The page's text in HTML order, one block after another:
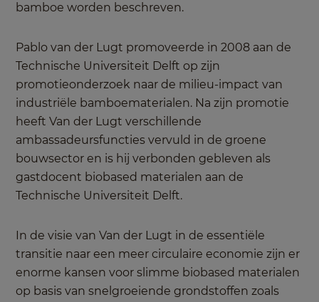
bamboe worden beschreven.
Pablo van der Lugt promoveerde in 2008 aan de
Technische Universiteit Delft op zijn
promotieonderzoek naar de milieu-impact van
industriële bamboematerialen. Na zijn promotie
heeft Van der Lugt verschillende
ambassadeursfuncties vervuld in de groene
bouwsector en is hij verbonden gebleven als
gastdocent biobased materialen aan de
Technische Universiteit Delft.
In de visie van Van der Lugt in de essentiële
transitie naar een meer circulaire economie zijn er
enorme kansen voor slimme biobased materialen
op basis van snelgroeiende grondstoffen zoals